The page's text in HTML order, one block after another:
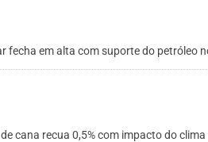
fecha em alta com suporte do petróleo
cana recua 0,5% com impacto do